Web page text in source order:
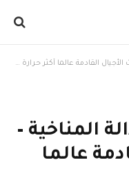
القادمة عالما أكثر حرارة وتلوثا
المناخية –
عالما